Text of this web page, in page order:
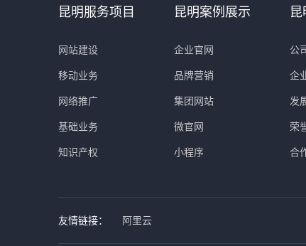
昆明服务项目
网站建设
移动业务
网络推广
基础业务
知识产权
昆明案例展示
企业官网
品牌营销
集团网站
微官网
小程序
昆
公
企
发
荣
合
友情链接： 阿里云